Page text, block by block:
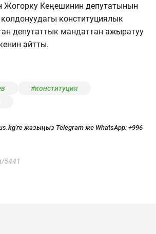
Жогорку Кеңешинин депутатынын
конституциялык
депутаттык мандаттан ажыратуу
айтты.
#конституция
жазыңыз Telegram же WhatsApp: +996
5441